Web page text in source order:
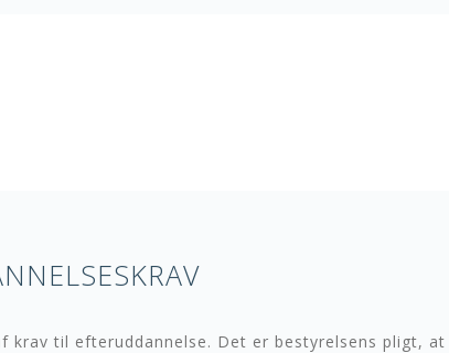
krav til efteruddannelse. Det er bestyrelsens pligt,